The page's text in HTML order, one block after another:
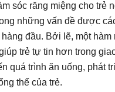
sóc răng miệng cho trẻ
những vấn đề được
hàng đầu. Bởi lẽ, một hàm
trẻ tự tin hơn trong
quá trình ăn uống, phát
thể của trẻ.